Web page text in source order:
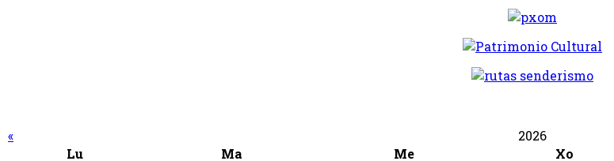
« 2026
Lu
Ma Me Xo